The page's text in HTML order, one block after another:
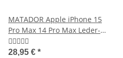
MATADOR Apple iPhone 15
Pro Max 14 Pro Max Leder-
Tasche-Etui Braun
28,95 € *